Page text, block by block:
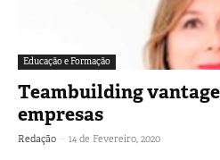
Educação e Formação
Teambuilding
empresas
Redação - 14 de Fevereiro, 2020